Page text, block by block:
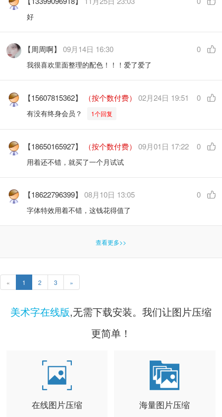
好
【周周啊】09月14日 16:30 0
我很喜欢里面整理的配色！！！爱了爱了
【15607815362】 （按个数付费） 02月24日 19:51 0
有没有终身会员？ 1个回复
【18650165927】 （按个数付费） 09月01日 17:22 0
用着还不错，就买了一个月试试
【18622796399】08月10日 13:05 0
字体特效用着不错，这钱花得值了
查看更多>>
« 1 2 3 »
美术字在线版,无需下载安装。我们让图片压缩
更简单！
在线图片压缩 海量图片压缩